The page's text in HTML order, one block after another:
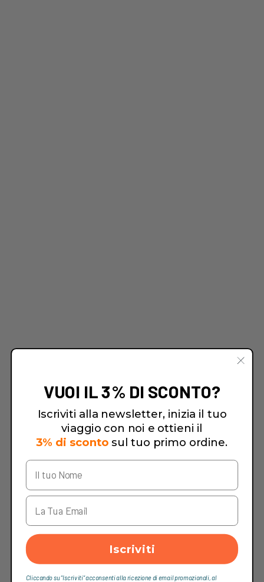
VUOI IL 3% DI SCONTO?
Iscriviti alla newsletter, inizia il tuo
viaggio con noi e ottieni il
3% di sconto sul tuo primo ordine.
Iscriviti
Cliccando su “Iscriviti“ acconsenti alla ricezione di email promozionali, al